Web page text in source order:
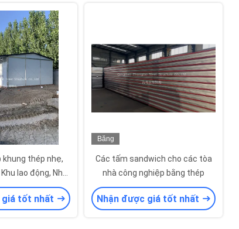
khung thép nhẹ,
lao động, Nhà
ghép để lưu trữ
giá tốt nhất
Băng
Các tấm sandwich cho các tòa
nhà công nghiệp bằng thép
Nhận được giá tốt nhất